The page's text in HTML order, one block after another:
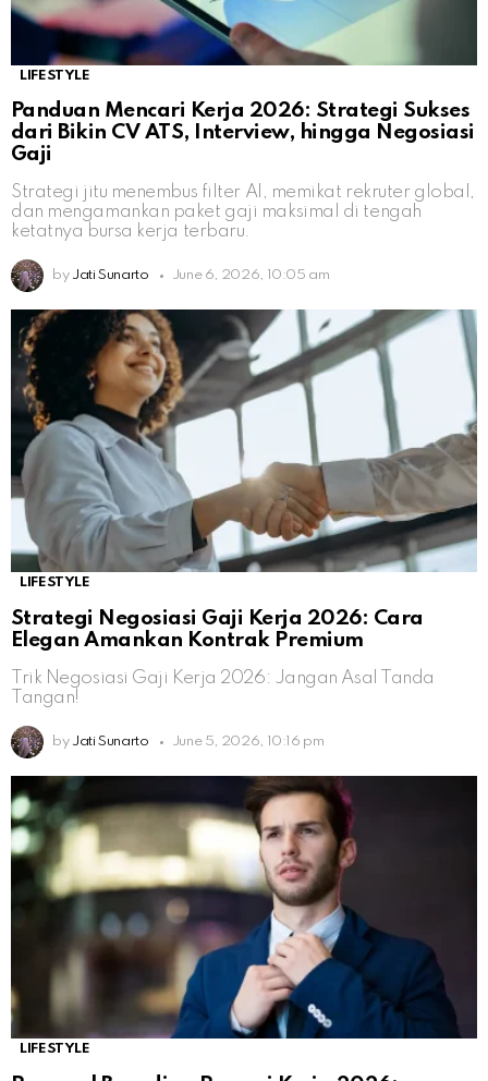
LIFESTYLE
Panduan Mencari Kerja 2026: Strategi Sukses
dari Bikin CV ATS, Interview, hingga Negosiasi
Gaji
Strategi jitu menembus filter AI, memikat rekruter global,
dan mengamankan paket gaji maksimal di tengah
ketatnya bursa kerja terbaru.
by Jati Sunarto June 6, 2026, 10:05 am
LIFESTYLE
Strategi Negosiasi Gaji Kerja 2026: Cara
Elegan Amankan Kontrak Premium
Trik Negosiasi Gaji Kerja 2026: Jangan Asal Tanda
Tangan!
by Jati Sunarto June 5, 2026, 10:16 pm
LIFESTYLE